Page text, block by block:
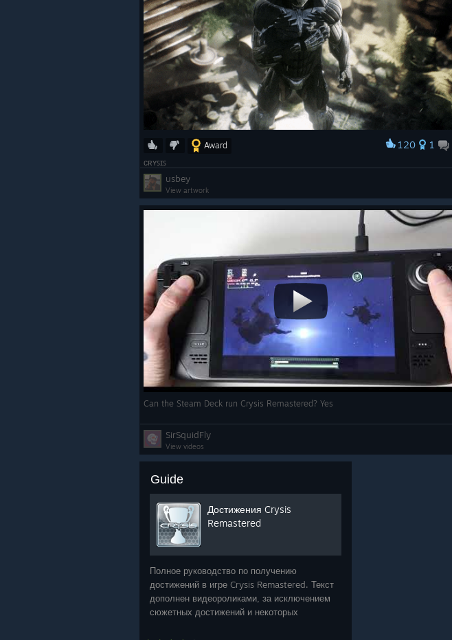
Award 120 1
ᴄʀʏꜱɪꜱ
usbey
View artwork
Can the Steam Deck run Crysis Remastered? Yes
SirSquidFly
View videos
Guide
Достижения Crysis
Remastered
Полное руководство по получению
достижений в игре Crysis Remastered. Текст
дополнен видеороликами, за исключением
сюжетных достижений и некоторых